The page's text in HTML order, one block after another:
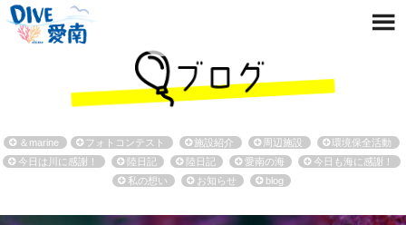
＆marine フォトコンテスト 施設紹介 周辺施設
環境保全活動
今日は川に感謝！
陸日記 陸日記 愛南の海
今日も海に感謝！
私の想い
お知らせ blog